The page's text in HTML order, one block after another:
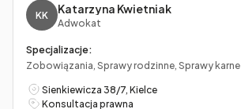
KK Katarzyna Kwietniak
Adwokat
Specjalizacje:
Zobowiązania, Sprawy rodzinne, Sprawy karne
Sienkiewicza 38/7, Kielce
Konsultacja prawna